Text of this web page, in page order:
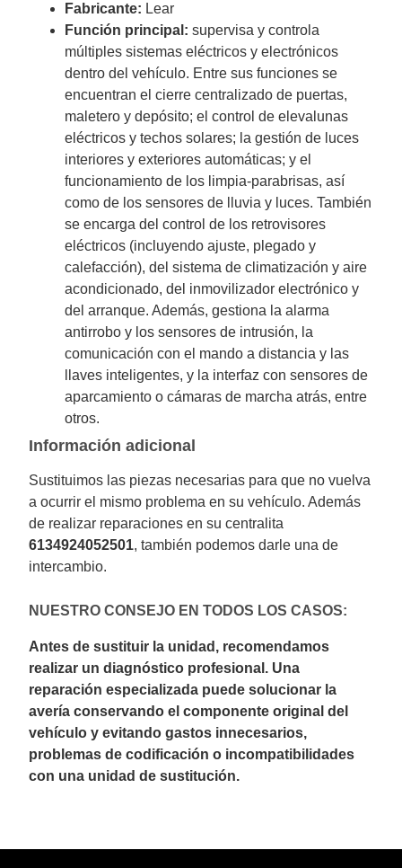
Fabricante: Lear
Función principal: supervisa y controla
múltiples sistemas eléctricos y electrónicos
dentro del vehículo. Entre sus funciones se
encuentran el cierre centralizado de puertas,
maletero y depósito; el control de elevalunas
eléctricos y techos solares; la gestión de luces
interiores y exteriores automáticas; y el
funcionamiento de los limpia-parabrisas, así
como de los sensores de lluvia y luces. También
se encarga del control de los retrovisores
eléctricos (incluyendo ajuste, plegado y
calefacción), del sistema de climatización y aire
acondicionado, del inmovilizador electrónico y
del arranque. Además, gestiona la alarma
antirrobo y los sensores de intrusión, la
comunicación con el mando a distancia y las
llaves inteligentes, y la interfaz con sensores de
aparcamiento o cámaras de marcha atrás, entre
otros.
Información adicional
Sustituimos las piezas necesarias para que no vuelva
a ocurrir el mismo problema en su vehículo. Además
de realizar reparaciones en su centralita
6134924052501, también podemos darle una de
intercambio.
NUESTRO CONSEJO EN TODOS LOS CASOS:
Antes de sustituir la unidad, recomendamos
realizar un diagnóstico profesional. Una
reparación especializada puede solucionar la
avería conservando el componente original del
vehículo y evitando gastos innecesarios,
problemas de codificación o incompatibilidades
con una unidad de sustitución.